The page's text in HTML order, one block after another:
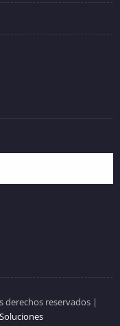
derechos reservados |